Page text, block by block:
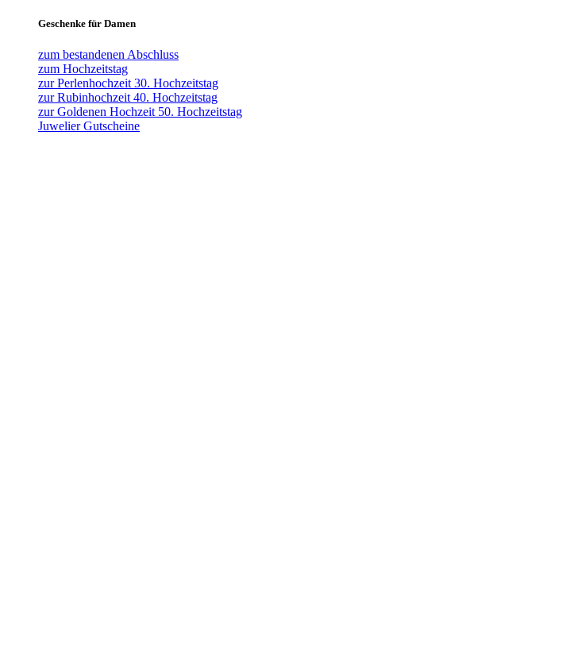
Geschenke für Damen
zum bestandenen Abschluss
zum Hochzeitstag
zur Perlenhochzeit 30. Hochzeitstag
zur Rubinhochzeit 40. Hochzeitstag
zur Goldenen Hochzeit 50. Hochzeitstag
Juwelier Gutscheine